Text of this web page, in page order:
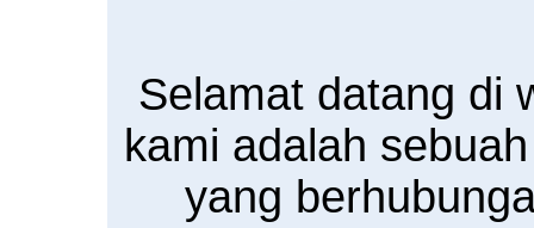
Selamat datang di
kami adalah
yang